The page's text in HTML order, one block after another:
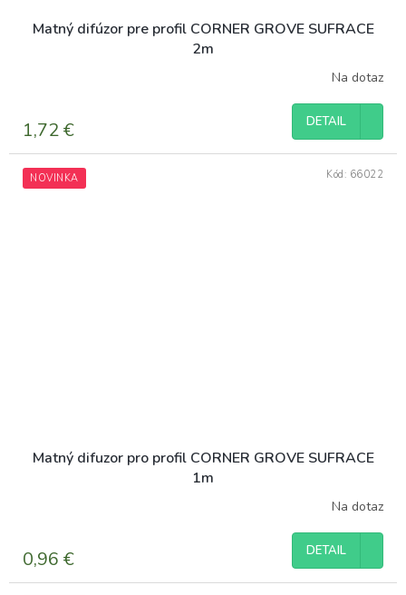
Matný difúzor pre profil CORNER GROVE SUFRACE
2m
Na dotaz
1,72 € DETAIL
NOVINKA
Matný difuzor pro profil CORNER GROVE SUFRACE
1m
Na dotaz
0,96 € DETAIL
Kód: 66022